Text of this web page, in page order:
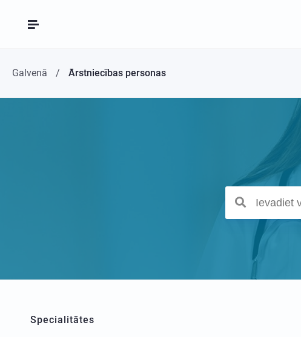
Galvenā Ārstniecības personas
Specialitātes